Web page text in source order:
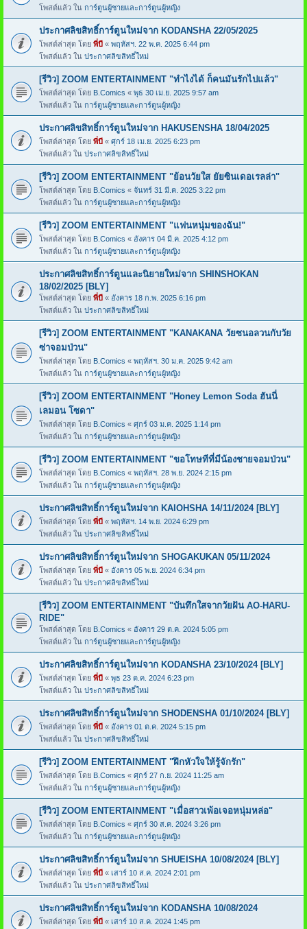
โพสต์แล้ว ใน การ์ตูนผู้ชายและการ์ตูนผู้หญิง
ประกาศลิขสิทธิ์การ์ตูนใหม่จาก KODANSHA 22/05/2025
โพสต์ล่าสุด โดย พี่บี « พฤหัสฯ. 22 พ.ค. 2025 6:44 pm
โพสต์แล้ว ใน ประกาศลิขสิทธิ์ใหม่
[รีวิว] ZOOM ENTERTAINMENT "ทำไงได้ ก็คนมันรักไปแล้ว"
โพสต์ล่าสุด โดย B.Comics « พุธ 30 เม.ย. 2025 9:57 am
โพสต์แล้ว ใน การ์ตูนผู้ชายและการ์ตูนผู้หญิง
ประกาศลิขสิทธิ์การ์ตูนใหม่จาก HAKUSENSHA 18/04/2025
โพสต์ล่าสุด โดย พี่บี « ศุกร์ 18 เม.ย. 2025 6:23 pm
โพสต์แล้ว ใน ประกาศลิขสิทธิ์ใหม่
[รีวิว] ZOOM ENTERTAINMENT "ย้อนวัยใส ยัยซินเดอเรลล่า"
โพสต์ล่าสุด โดย B.Comics « จันทร์ 31 มี.ค. 2025 3:22 pm
โพสต์แล้ว ใน การ์ตูนผู้ชายและการ์ตูนผู้หญิง
[รีวิว] ZOOM ENTERTAINMENT "แฟนหนุ่มของฉัน!"
โพสต์ล่าสุด โดย B.Comics « อังคาร 04 มี.ค. 2025 4:12 pm
โพสต์แล้ว ใน การ์ตูนผู้ชายและการ์ตูนผู้หญิง
ประกาศลิขสิทธิ์การ์ตูนและนิยายใหม่จาก SHINSHOKAN
18/02/2025 [BLY]
โพสต์ล่าสุด โดย พี่บี « อังคาร 18 ก.พ. 2025 6:16 pm
โพสต์แล้ว ใน ประกาศลิขสิทธิ์ใหม่
[รีวิว] ZOOM ENTERTAINMENT "KANAKANA วัยซนอลวนกับวัย
ซ่าจอมป่วน"
โพสต์ล่าสุด โดย B.Comics « พฤหัสฯ. 30 ม.ค. 2025 9:42 am
โพสต์แล้ว ใน การ์ตูนผู้ชายและการ์ตูนผู้หญิง
[รีวิว] ZOOM ENTERTAINMENT "Honey Lemon Soda ฮันนี่
เลมอน โซดา"
โพสต์ล่าสุด โดย B.Comics « ศุกร์ 03 ม.ค. 2025 1:14 pm
โพสต์แล้ว ใน การ์ตูนผู้ชายและการ์ตูนผู้หญิง
[รีวิว] ZOOM ENTERTAINMENT "ขอโทษทีที่มีน้องชายจอมป่วน"
โพสต์ล่าสุด โดย B.Comics « พฤหัสฯ. 28 พ.ย. 2024 2:15 pm
โพสต์แล้ว ใน การ์ตูนผู้ชายและการ์ตูนผู้หญิง
ประกาศลิขสิทธิ์การ์ตูนใหม่จาก KAIOHSHA 14/11/2024 [BLY]
โพสต์ล่าสุด โดย พี่บี « พฤหัสฯ. 14 พ.ย. 2024 6:29 pm
โพสต์แล้ว ใน ประกาศลิขสิทธิ์ใหม่
ประกาศลิขสิทธิ์การ์ตูนใหม่จาก SHOGAKUKAN 05/11/2024
โพสต์ล่าสุด โดย พี่บี « อังคาร 05 พ.ย. 2024 6:34 pm
โพสต์แล้ว ใน ประกาศลิขสิทธิ์ใหม่
[รีวิว] ZOOM ENTERTAINMENT "บันทึกใสจากวัยฝัน AO-HARU-
RIDE"
โพสต์ล่าสุด โดย B.Comics « อังคาร 29 ต.ค. 2024 5:05 pm
โพสต์แล้ว ใน การ์ตูนผู้ชายและการ์ตูนผู้หญิง
ประกาศลิขสิทธิ์การ์ตูนใหม่จาก KODANSHA 23/10/2024 [BLY]
โพสต์ล่าสุด โดย พี่บี « พุธ 23 ต.ค. 2024 6:23 pm
โพสต์แล้ว ใน ประกาศลิขสิทธิ์ใหม่
ประกาศลิขสิทธิ์การ์ตูนใหม่จาก SHODENSHA 01/10/2024 [BLY]
โพสต์ล่าสุด โดย พี่บี « อังคาร 01 ต.ค. 2024 5:15 pm
โพสต์แล้ว ใน ประกาศลิขสิทธิ์ใหม่
[รีวิว] ZOOM ENTERTAINMENT "ฝึกหัวใจให้รู้จักรัก"
โพสต์ล่าสุด โดย B.Comics « ศุกร์ 27 ก.ย. 2024 11:25 am
โพสต์แล้ว ใน การ์ตูนผู้ชายและการ์ตูนผู้หญิง
[รีวิว] ZOOM ENTERTAINMENT "เมื่อสาวเพ้อเจอหนุ่มหล่อ"
โพสต์ล่าสุด โดย B.Comics « ศุกร์ 30 ส.ค. 2024 3:26 pm
โพสต์แล้ว ใน การ์ตูนผู้ชายและการ์ตูนผู้หญิง
ประกาศลิขสิทธิ์การ์ตูนใหม่จาก SHUEISHA 10/08/2024 [BLY]
โพสต์ล่าสุด โดย พี่บี « เสาร์ 10 ส.ค. 2024 2:01 pm
โพสต์แล้ว ใน ประกาศลิขสิทธิ์ใหม่
ประกาศลิขสิทธิ์การ์ตูนใหม่จาก KODANSHA 10/08/2024
โพสต์ล่าสุด โดย พี่บี « เสาร์ 10 ส.ค. 2024 1:45 pm